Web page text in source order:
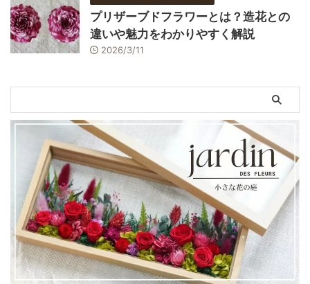
プリザーブドフラワーとは？造花との
違いや魅力をわかりやすく解説
2026/3/11